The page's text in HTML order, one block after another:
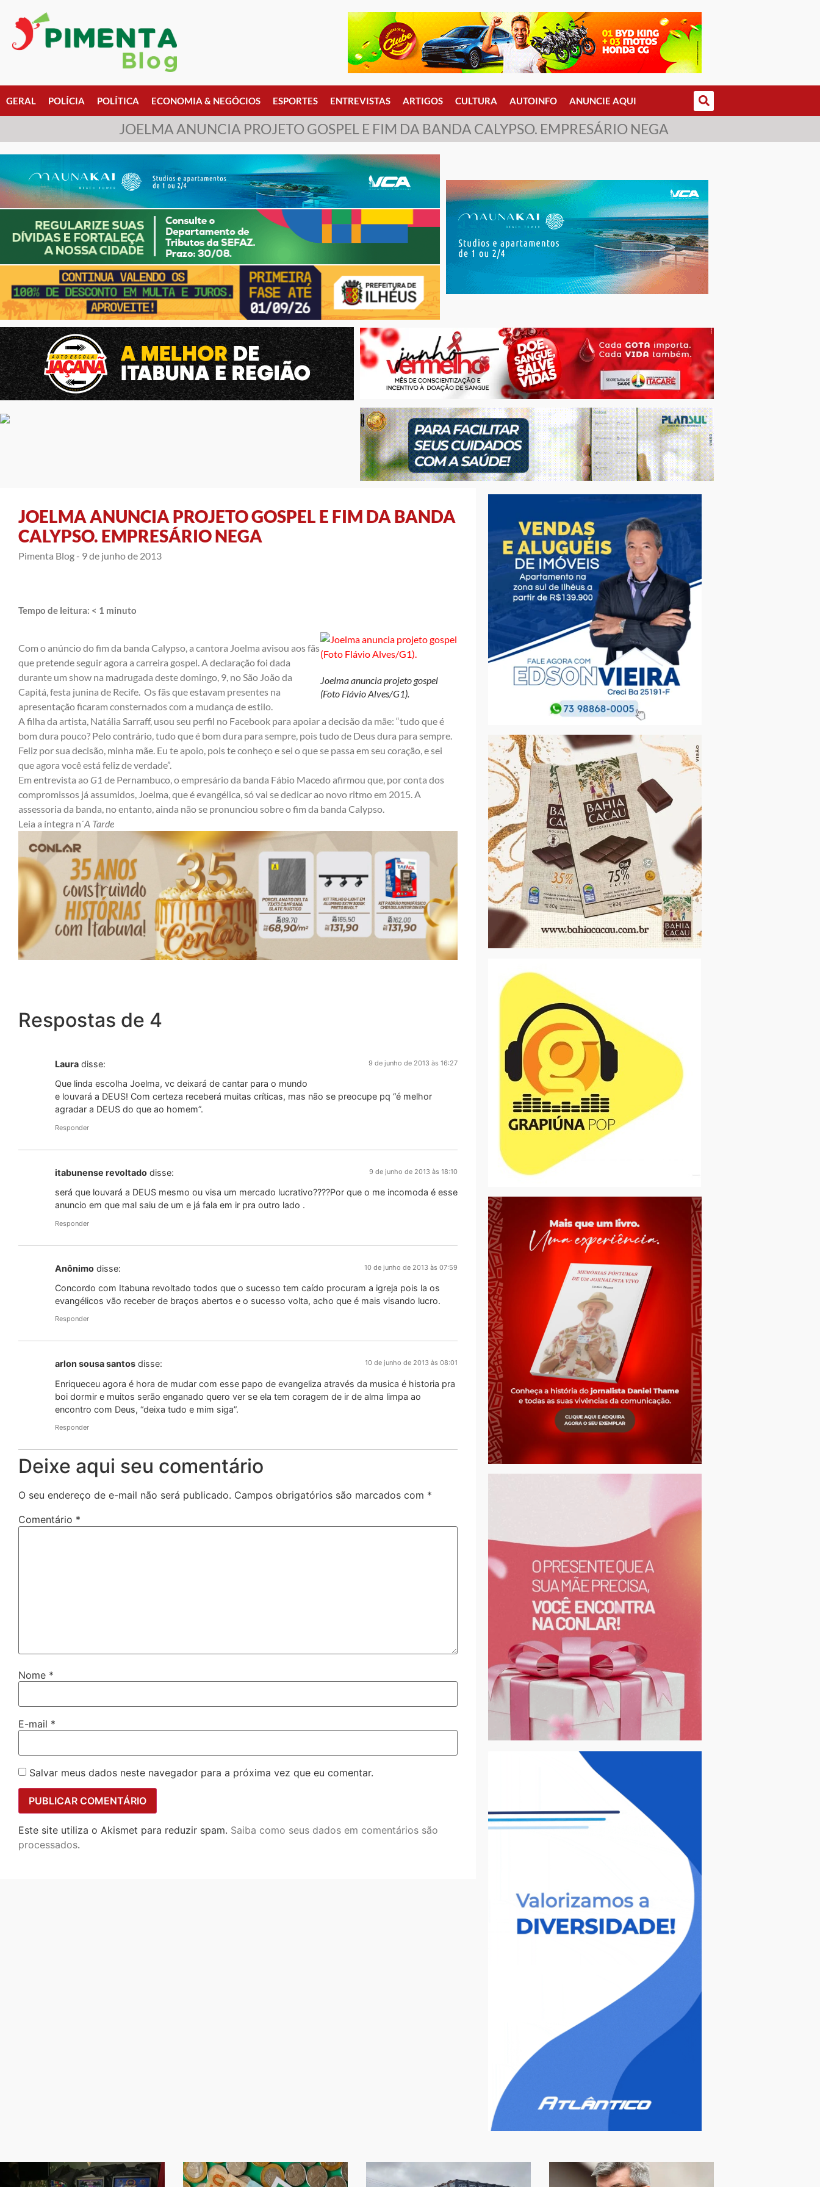
GERAL POLÍCIA POLÍTICA ECONOMIA & NEGÓCIOS ESPORTES ENTREVISTAS ARTIGOS CULTURA AUTOINFO ANUNCIE AQUI
JOELMA ANUNCIA PROJETO GOSPEL E FIM DA BANDA CALYPSO. EMPRESÁRIO NEGA
JOELMA ANUNCIA PROJETO GOSPEL E FIM DA BANDA
CALYPSO. EMPRESÁRIO NEGA
Pimenta Blog - 9 de junho de 2013
Tempo de leitura: < 1 minuto
Joelma anuncia projeto gospel
(Foto Flávio Alves/G1).
Com o anúncio do fim da banda Calypso, a cantora Joelma avisou aos fãs
que pretende seguir agora a carreira gospel. A declaração foi dada
durante um show na madrugada deste domingo, 9, no São João da
Capitá, festa junina de Recife. Os fãs que estavam presentes na
apresentação ficaram consternados com a mudança de estilo.
A filha da artista, Natália Sarraff, usou seu perfil no Facebook para apoiar a decisão da mãe: “tudo que é
bom dura pouco? Pelo contrário, tudo que é bom dura para sempre, pois tudo de Deus dura para sempre.
Feliz por sua decisão, minha mãe. Eu te apoio, pois te conheço e sei o que se passa em seu coração, e sei
que agora você está feliz de verdade”.
Em entrevista aoG1 de Pernambuco, o empresário da banda Fábio Macedo afirmou que, por conta dos
compromissos já assumidos, Joelma, que é evangélica, só vai se dedicar ao novo ritmo em 2015. A
assessoria da banda, no entanto, ainda não se pronunciou sobre o fim da banda Calypso.
Leia a íntegra n´A Tarde
Respostas de 4
Laura disse: 9 de junho de 2013 às 16:27
Que linda escolha Joelma, vc deixará de cantar para o mundo
e louvará a DEUS! Com certeza receberá muitas críticas, mas não se preocupe pq “é melhor
agradar a DEUS do que ao homem”.
Responder
itabunense revoltado disse: 9 de junho de 2013 às 18:10
será que louvará a DEUS mesmo ou visa um mercado lucrativo????Por que o me incomoda é esse
anuncio em que mal saiu de um e já fala em ir pra outro lado .
Responder
Anônimo disse: 10 de junho de 2013 às 07:59
Concordo com Itabuna revoltado todos que o sucesso tem caído procuram a igreja pois la os
evangélicos vão receber de braços abertos e o sucesso volta, acho que é mais visando lucro.
Responder
arlon sousa santos disse: 10 de junho de 2013 às 08:01
Enriqueceu agora é hora de mudar com esse papo de evangeliza através da musica é historia pra
boi dormir e muitos serão enganado quero ver se ela tem coragem de ir de alma limpa ao
encontro com Deus, “deixa tudo e mim siga”.
Responder
Deixe aqui seu comentário
O seu endereço de e-mail não será publicado. Campos obrigatórios são marcados com *
Comentário *
Nome *
E-mail *
Salvar meus dados neste navegador para a próxima vez que eu comentar.
Este site utiliza o Akismet para reduzir spam. Saiba como seus dados em comentários são
processados.